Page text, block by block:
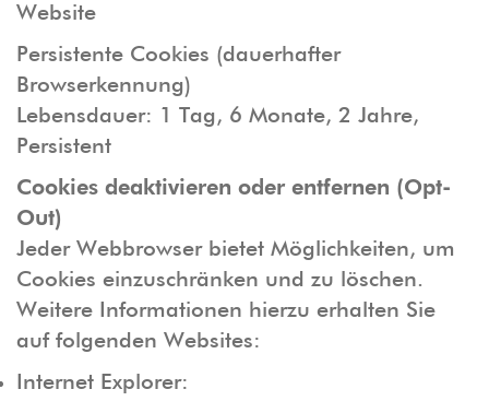
Website
Persistente Cookies (dauerhafter
Browserkennung)
Lebensdauer: 1 Tag, 6 Monate, 2 Jahre,
Persistent
Cookies deaktivieren oder entfernen (Opt-
Out)
Jeder Webbrowser bietet Möglichkeiten, um
Cookies einzuschränken und zu löschen.
Weitere Informationen hierzu erhalten Sie
auf folgenden Websites:
Internet Explorer: